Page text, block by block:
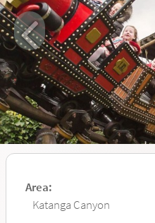
Area:
Katanga Canyon